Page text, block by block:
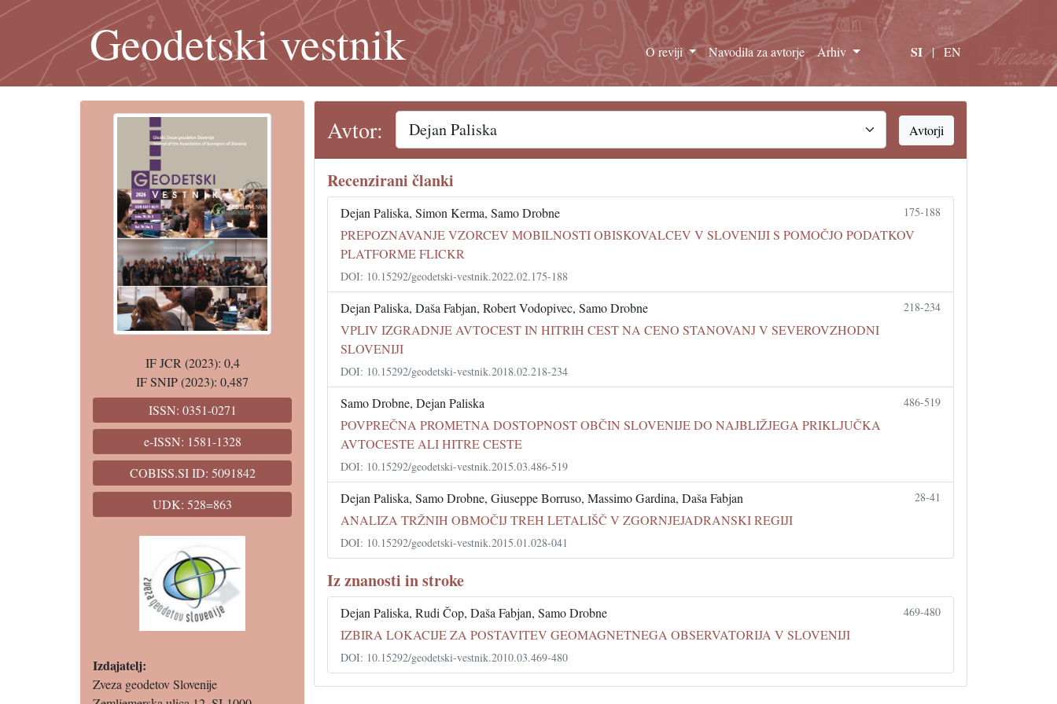
Geodetski vestnik O reviji Navodila za avtorje Arhiv SI | EN
IF JCR (2023): 0,4
IF SNIP (2023): 0,487
ISSN: 0351-0271
e-ISSN: 1581-1328
COBISS.SI ID: 5091842
UDK: 528=863
Izdajatelj:
Zveza geodetov Slovenije
Avtor: Avtorji
Recenzirani članki
Dejan Paliska, Simon Kerma, Samo Drobne 175-188
PREPOZNAVANJE VZORCEV MOBILNOSTI OBISKOVALCEV V SLOVENIJI S POMOČJO PODATKOV
PLATFORME FLICKR
DOI: 10.15292/geodetski-vestnik.2022.02.175-188
Dejan Paliska, Daša Fabjan, Robert Vodopivec, Samo Drobne 218-234
VPLIV IZGRADNJE AVTOCEST IN HITRIH CEST NA CENO STANOVANJ V SEVEROVZHODNI
SLOVENIJI
DOI: 10.15292/geodetski-vestnik.2018.02.218-234
Samo Drobne, Dejan Paliska 486-519
POVPREČNA PROMETNA DOSTOPNOST OBČIN SLOVENIJE DO NAJBLIŽJEGA PRIKLJUČKA
AVTOCESTE ALI HITRE CESTE
DOI: 10.15292/geodetski-vestnik.2015.03.486-519
Dejan Paliska, Samo Drobne, Giuseppe Borruso, Massimo Gardina, Daša Fabjan 28-41
ANALIZA TRŽNIH OBMOČIJ TREH LETALIŠČ V ZGORNJEJADRANSKI REGIJI
DOI: 10.15292/geodetski-vestnik.2015.01.028-041
Iz znanosti in stroke
Dejan Paliska, Rudi Čop, Daša Fabjan, Samo Drobne 469-480
IZBIRA LOKACIJE ZA POSTAVITEV GEOMAGNETNEGA OBSERVATORIJA V SLOVENIJI
DOI: 10.15292/geodetski-vestnik.2010.03.469-480